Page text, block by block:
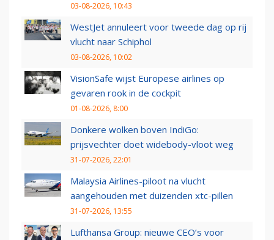
03-08-2026, 10:43
WestJet annuleert voor tweede dag op rij
vlucht naar Schiphol
03-08-2026, 10:02
VisionSafe wijst Europese airlines op
gevaren rook in de cockpit
01-08-2026, 8:00
Donkere wolken boven IndiGo:
prijsvechter doet widebody-vloot weg
31-07-2026, 22:01
Malaysia Airlines-piloot na vlucht
aangehouden met duizenden xtc-pillen
31-07-2026, 13:55
Lufthansa Group: nieuwe CEO’s voor